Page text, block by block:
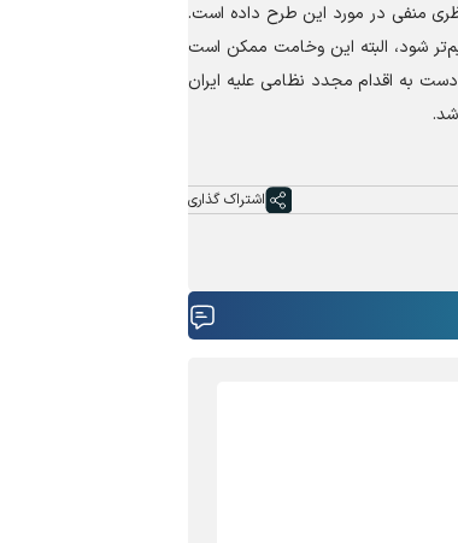
منفی در مورد این طرح داده است.
شود، البته این وخامت ممکن است
به اقدام مجدد نظامی علیه ایران
اشتراک گذاری